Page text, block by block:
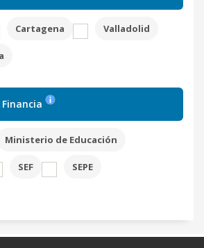
Cartagena Valladolid
Ministerio de Educación
SEF SEPE